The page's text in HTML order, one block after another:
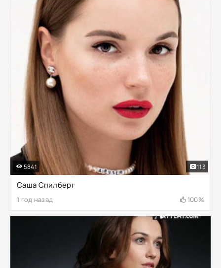
Саша Спилберг
1 год назад 100%
5841 113